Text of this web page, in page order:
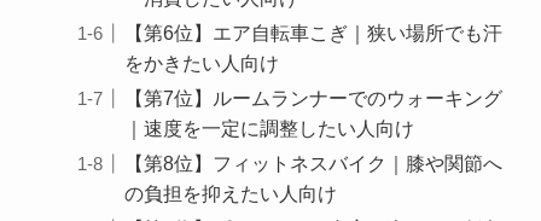
【第6位】エア自転車こぎ｜狭い場所でも汗
をかきたい人向け
【第7位】ルームランナーでのウォーキング
｜速度を一定に調整したい人向け
【第8位】フィットネスバイク｜膝や関節へ
の負担を抑えたい人向け